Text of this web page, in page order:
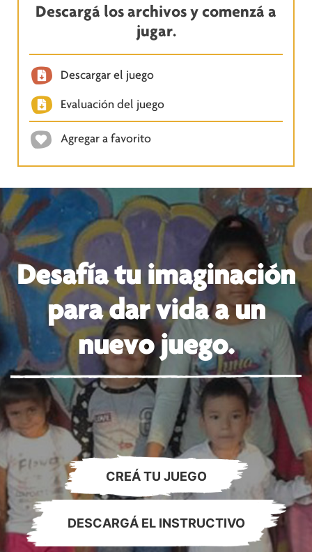
Descargá los archivos y comenzá a
jugar.
Descargar el juego
Evaluación del juego
Agregar a favorito
Desafía tu imaginación
para dar vida a un
nuevo juego.
CREÁ TU JUEGO
DESCARGÁ EL INSTRUCTIVO